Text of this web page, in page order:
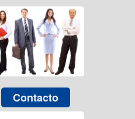
Contacto